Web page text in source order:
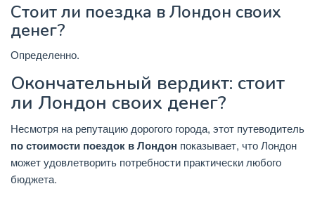
Стоит ли поездка в Лондон своих
денег?
Определенно.
Окончательный вердикт: стоит
ли Лондон своих денег?
Несмотря на репутацию дорогого города, этот путеводитель
по стоимости поездок в Лондон показывает, что Лондон
может удовлетворить потребности практически любого
бюджета.